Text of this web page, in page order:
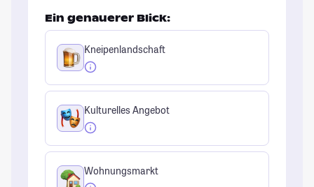
Ein genauerer Blick:
Kneipenlandschaft
Kulturelles Angebot
Wohnungsmarkt